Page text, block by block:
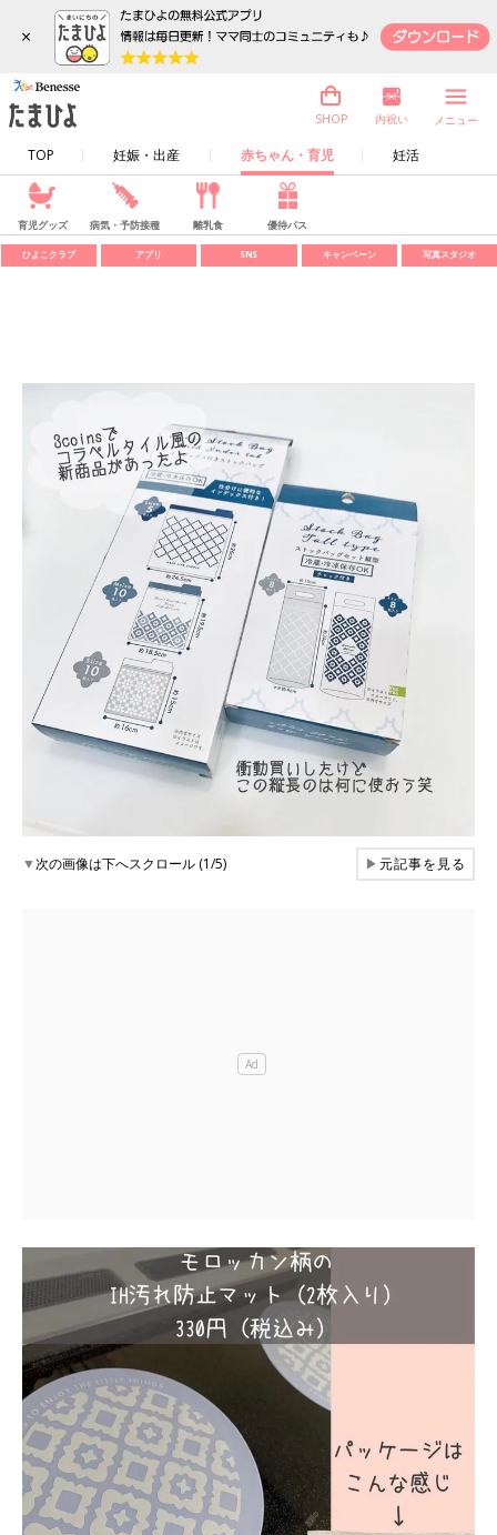
×
TOP 妊娠・出産 赤ちゃん・育児 妊活
SHOP 内祝い メニュー
育児グッズ 病気・予防接種 離乳食 優待パス
ひよこクラブ アプリ SNS キャンペーン 写真スタジオ
▼次の画像は下へスクロール (1/5) ▶元記事を見る